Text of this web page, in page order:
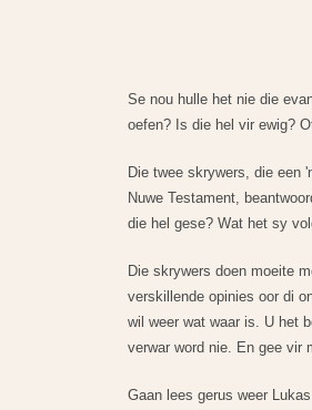
Se nou hulle het nie die
oefen? Is die hel vir ewig?
Die twee skrywers, die een
Nuwe Testament,
die hel gese? Wat het sy
Die skrywers doen moeite
verskillende opinies oor di
wil weer wat waar is. U het
verwar word nie. En gee vir
Gaan lees gerus weer